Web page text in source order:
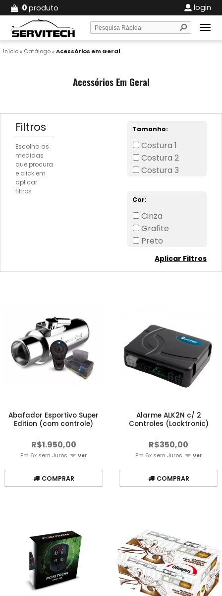
0produto login
Início» Catálogo»Acessórios em Geral
Acessórios Em Geral
Filtros
Escolha as
medidas
que procura
e click em
aplicar
filtros
Tamanho:
Costura 1
Costura 2
Costura 3
Cor:
Cinza
Grafite
Preto
Aplicar Filtros
Abafador Esportivo Super
Edition (com controle)
R$1.950,00
Em 6x sem Juros Ver
COMPRAR
Alarme ALK2N c/ 2
Controles (Locktronic)
R$350,00
Em 6x sem Juros Ver
COMPRAR